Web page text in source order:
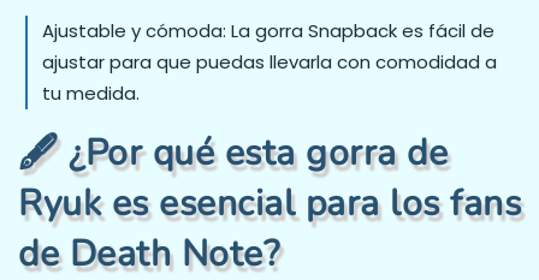
Ajustable y cómoda: La gorra Snapback es fácil de
ajustar para que puedas llevarla con comodidad a
tu medida.
🖋️ ¿Por qué esta gorra de
Ryuk es esencial para los fans
de Death Note?